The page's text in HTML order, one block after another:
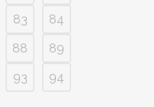
83
84
88
89
93 94